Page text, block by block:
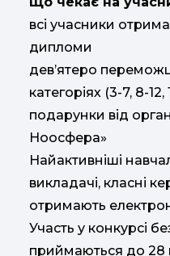
всі учасники
дипломи
дев’ятеро
категоріях (3-7, 8-
подарунки від
Ноосфера»
Найактивніші
викладачі, класні
отримають
Участь у конкурсі
приймаються до 28